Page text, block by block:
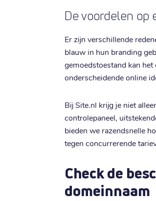
De voordelen op
Er zijn verschillende
blauw in hun branding
gemoedstoestand kan het
onderscheidende online
Bij Site.nl krijg je niet
controlepaneel,
bieden we razendsnelle
tegen concurrerende
Check de
domeinnaam